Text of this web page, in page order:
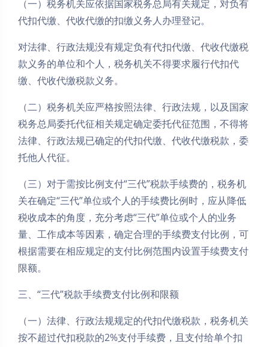
（一）税务机关应依据国家税务总局有关规定，对负有
代扣代缴、代收代缴的扣缴义务人办理登记。
对法律、行政法规没有规定负有代扣代缴、代收代缴税
款义务的单位和个人，税务机关不得要求履行代扣代
缴、代收代缴税款义务。
（二）税务机关应严格按照法律、行政法规，以及国家
税务总局委托代征相关规定确定委托代征范围，不得将
法律、行政法规已确定的代扣代缴、代收代缴税款，委
托他人代征。
（三）对于需按比例支付“三代”税款手续费的，税务机
关在确定“三代”单位或个人的手续费比例时，应从降低
税收成本的角度，充分考虑“三代”单位或个人的业务
量、工作成本等因素，确定合理的手续费支付比例，可
根据需要在相应规定的支付比例范围内设置手续费支付
限额。
三、“三代”税款手续费支付比例和限额
（一）法律、行政法规规定的代扣代缴税款，税务机关
按不超过代扣税款的2%支付手续费，且支付给单个扣